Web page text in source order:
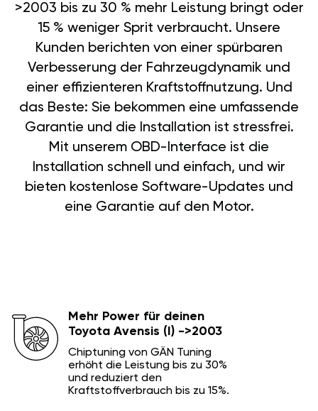
>2003 bis zu 30 % mehr Leistung bringt oder
15 % weniger Sprit verbraucht. Unsere
Kunden berichten von einer spürbaren
Verbesserung der Fahrzeugdynamik und
einer effizienteren Kraftstoffnutzung. Und
das Beste: Sie bekommen eine umfassende
Garantie und die Installation ist stressfrei.
Mit unserem OBD-Interface ist die
Installation schnell und einfach, und wir
bieten kostenlose Software-Updates und
eine Garantie auf den Motor.
Mehr Power für deinen
Toyota Avensis (I) ->2003
Chiptuning von GÄN Tuning
erhöht die Leistung bis zu 30%
und reduziert den
Kraftstoffverbrauch bis zu 15%.